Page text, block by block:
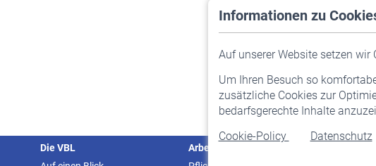
Informationen zu
Auf unserer Website setzen wir
Um Ihren Besuch so
zusätzliche Cookies zur
bedarfsgerechte Inhalte
Cookie-Policy
Datenschutz
Die VBL
Arbeitgeber